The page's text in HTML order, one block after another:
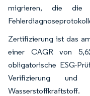
migrieren, die die
Zertifizierung ist das
einer CAGR von
obligatorische ESG-
Verifizierung und